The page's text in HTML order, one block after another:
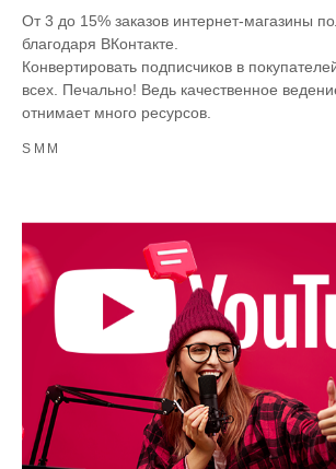
От 3 до 15% заказов интернет-магазины
благодаря ВКонтакте.
Конвертировать подписчиков в
всех. Печально! Ведь качественное
отнимает много ресурсов.
SMM